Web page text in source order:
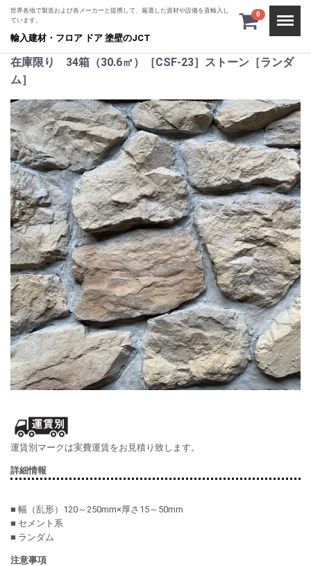
世界各地で製造および各メーカーと提携して、厳選した資材や設備を直輸入し
ています。
輸入建材・フロア ドア 塗壁のJCT
0
在庫限り 34箱（30.6㎡）［CSF-23］ストーン［ランダ
ム］
運賃別マークは実費運賃をお見積り致します。
詳細情報
■ 幅（乱形）120～250mm×厚さ15～50mm
■ セメント系
■ ランダム
注意事項